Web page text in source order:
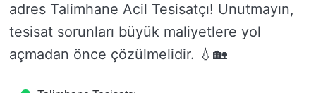
adres Talimhane Acil Tesisatçı! Unutmayın,
tesisat sorunları büyük maliyetlere yol
açmadan önce çözülmelidir. 💧🏡